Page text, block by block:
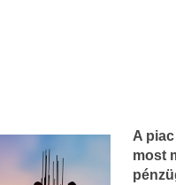
A piac
most